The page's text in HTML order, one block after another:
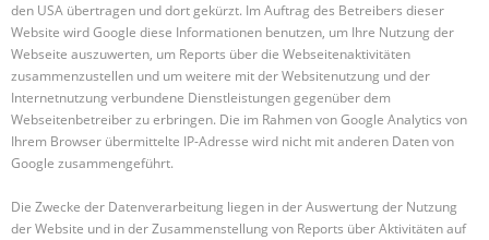
den USA übertragen und dort gekürzt. Im Auftrag des Betreibers dieser
Website wird Google diese Informationen benutzen, um Ihre Nutzung der
Webseite auszuwerten, um Reports über die Webseitenaktivitäten
zusammenzustellen und um weitere mit der Websitenutzung und der
Internetnutzung verbundene Dienstleistungen gegenüber dem
Webseitenbetreiber zu erbringen. Die im Rahmen von Google Analytics von
Ihrem Browser übermittelte IP-Adresse wird nicht mit anderen Daten von
Google zusammengeführt.
Die Zwecke der Datenverarbeitung liegen in der Auswertung der Nutzung
der Website und in der Zusammenstellung von Reports über Aktivitäten auf